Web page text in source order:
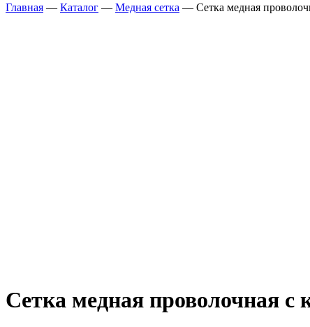
Главная — Каталог — Медная сетка — Сетка медная
Сетка медная проволочная